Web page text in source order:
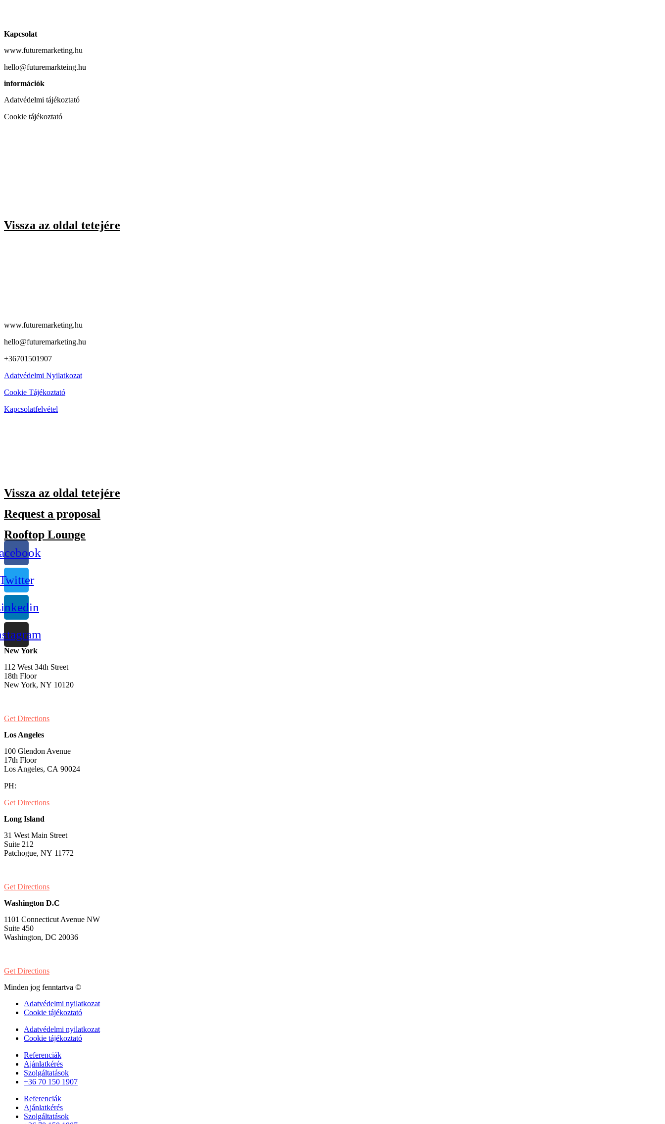
Kapcsolat
www.futuremarketing.hu
hello@futuremarkteing.hu
információk
Adatvédelmi tájékoztató
Cookie tájékoztató
Vissza az oldal tetejére
www.futuremarketing.hu
hello@futuremarketing.hu
+36701501907
Adatvédelmi Nyilatkozat
Cookie Tájékoztató
Kapcsolatfelvétel
Vissza az oldal tetejére
Request a proposal
Rooftop Lounge
New York
112 West 34th Street
18th Floor
New York, NY 10120
Get Directions
Los Angeles
100 Glendon Avenue
17th Floor
Los Angeles, CA 90024
PH:
Get Directions
Long Island
31 West Main Street
Suite 212
Patchogue, NY 11772
Get Directions
Washington D.C
1101 Connecticut Avenue NW
Suite 450
Washington, DC 20036
Get Directions
Minden jog fenntartva ©
Adatvédelmi nyilatkozat
Cookie tájékoztató
Adatvédelmi nyilatkozat
Cookie tájékoztató
Referenciák
Ajánlatkérés
Szolgáltatások
+36 70 150 1907
Referenciák
Ajánlatkérés
Szolgáltatások